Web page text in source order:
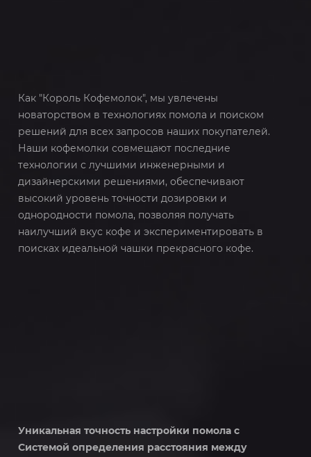
Как "Король Кофемолок", мы увлечены
новаторством в технологиях помола и поиском
решений для всех запросов наших покупателей.
Наши кофемолки совмещают последние
технологии с лучшими инженерными и
дизайнерскими решениями, обеспечивают
высокий уровень точности дозировки и
однородности помола, позволяя получать
наилучший вкус кофе и экспериментировать в
поисках идеальной чашки прекрасного кофе.
Уникальная точность настройки помола с
Системой определения расстояния между